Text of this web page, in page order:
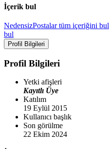
İçerik bul
NedensizPostalar tüm içeriğini bul
bul
Profil Bilgileri
Profil Bilgileri
Yetki afişleri
Kayıtlı Üye
Katılım
19 Eylül 2015
Kullanıcı başlık
Son görülme
22 Ekim 2024